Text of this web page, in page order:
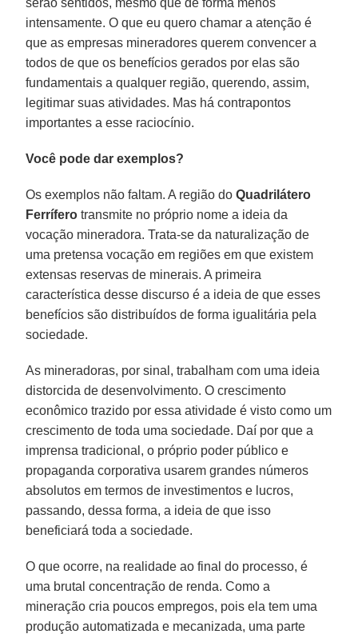
intensamente. O que eu quero chamar a atenção é
que as empresas mineradores querem convencer a
todos de que os benefícios gerados por elas são
fundamentais a qualquer região, querendo, assim,
legitimar suas atividades. Mas há contrapontos
importantes a esse raciocínio.
Você pode dar exemplos?
Os exemplos não faltam. A região doQuadrilátero
Ferrífero transmite no próprio nome a ideia da
vocação mineradora. Trata-se da naturalização de
uma pretensa vocação em regiões em que existem
extensas reservas de minerais. A primeira
característica desse discurso é a ideia de que esses
benefícios são distribuídos de forma igualitária pela
sociedade.
As mineradoras, por sinal, trabalham com uma ideia
distorcida de desenvolvimento. O crescimento
econômico trazido por essa atividade é visto como um
crescimento de toda uma sociedade. Daí por que a
imprensa tradicional, o próprio poder público e
propaganda corporativa usarem grandes números
absolutos em termos de investimentos e lucros,
passando, dessa forma, a ideia de que isso
beneficiará toda a sociedade.
O que ocorre, na realidade ao final do processo, é
uma brutal concentração de renda. Como a
mineração cria poucos empregos, pois ela tem uma
produção automatizada e mecanizada, uma parte